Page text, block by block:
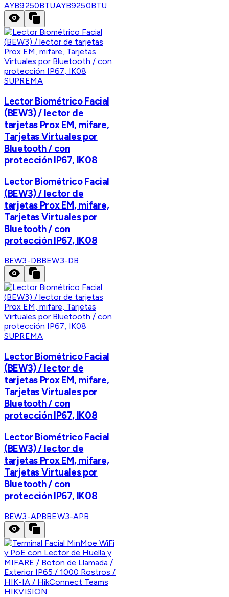
AYB9250BTUAYB9250BTU
SUPREMA
Lector Biométrico Facial
(BEW3) / lector de
tarjetas Prox EM, mifare,
Tarjetas Virtuales por
Bluetooth / con
protección IP67, IK08
Lector Biométrico Facial
(BEW3) / lector de
tarjetas Prox EM, mifare,
Tarjetas Virtuales por
Bluetooth / con
protección IP67, IK08
BEW3-DBBEW3-DB
SUPREMA
Lector Biométrico Facial
(BEW3) / lector de
tarjetas Prox EM, mifare,
Tarjetas Virtuales por
Bluetooth / con
protección IP67, IK08
Lector Biométrico Facial
(BEW3) / lector de
tarjetas Prox EM, mifare,
Tarjetas Virtuales por
Bluetooth / con
protección IP67, IK08
BEW3-APBBEW3-APB
HIKVISION